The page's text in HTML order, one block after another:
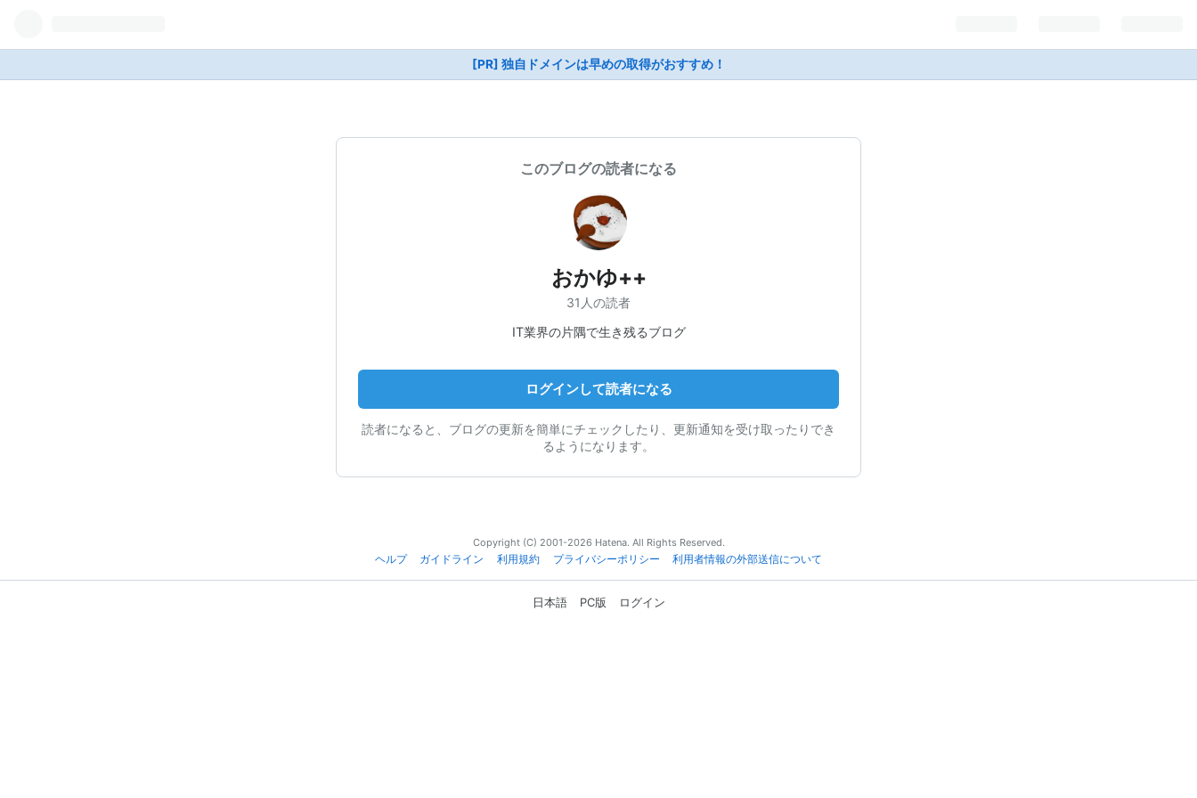
[PR] 独自ドメインは早めの取得がおすすめ！
このブログの読者になる
おかゆ++
31人の読者
IT業界の片隅で生き残るブログ
ログインして読者になる
読者になると、ブログの更新を簡単にチェックしたり、更新通知を受け取ったりでき
るようになります。
Copyright (C) 2001-2026 Hatena. All Rights Reserved.
ヘルプ
ガイドライン 利用規約 プライバシーポリシー 利用者情報の外部送信について
日本語 PC版 ログイン